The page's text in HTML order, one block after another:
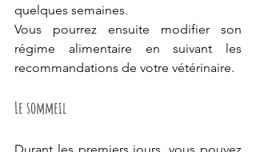
quelques semaines.
Vous pourrez ensuite modifier son
régime alimentaire en suivant les
recommandations de votre vétérinaire.
Le sommeil